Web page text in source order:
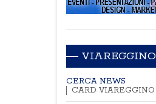
VIAREGGINO
CERCA NEWS
CARD VIAREGGINO